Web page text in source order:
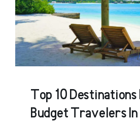
Top 10
Budget Travelers